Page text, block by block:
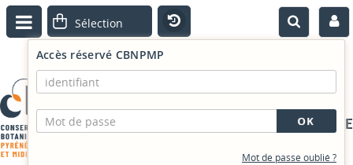
PORTAIL DOCUMENTAIRE
Accès réservé CBNPMP
Mot de passe oublié ?